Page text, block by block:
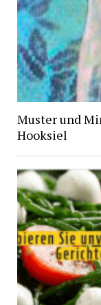
Muster und
Hooksiel